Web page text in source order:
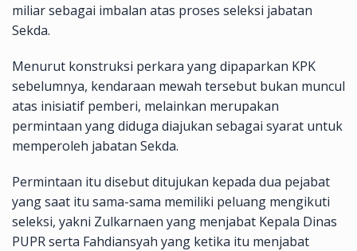
miliar sebagai imbalan atas proses seleksi jabatan
Sekda.
Menurut konstruksi perkara yang dipaparkan KPK
sebelumnya, kendaraan mewah tersebut bukan muncul
atas inisiatif pemberi, melainkan merupakan
permintaan yang diduga diajukan sebagai syarat untuk
memperoleh jabatan Sekda.
Permintaan itu disebut ditujukan kepada dua pejabat
yang saat itu sama-sama memiliki peluang mengikuti
seleksi, yakni Zulkarnaen yang menjabat Kepala Dinas
PUPR serta Fahdiansyah yang ketika itu menjabat